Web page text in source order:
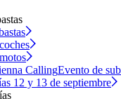
CallingEvento de
12 y 13 de septiembre